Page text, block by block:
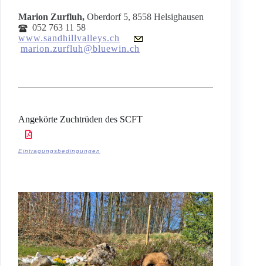
Marion Zurfluh, Oberdorf 5, 8558 Helsighausen
052 763 11 58
www.sandhillvalleys.ch
marion.zurfluh@bluewin.ch
Angekörte Zuchtrüden des SCFT
Eintragungsbedingungen